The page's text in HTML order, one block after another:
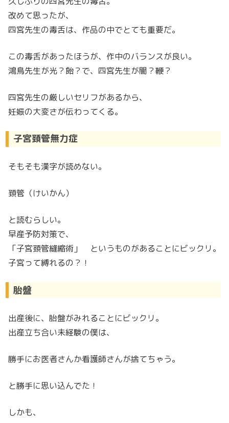
改めて思ったが、
四宮先生の毒舌は、作品の中でとても重要だ。
この毒舌があったほうが、作中のバランスが良い。
鴻鳥先生が光？飴？で、四宮先生が闇？鞭？
四宮先生の厳しいセリフがあるから、
妊娠の大変さが伝わってくる。
子宮頚管無力症
そもそも漢字が読めない。
頚管（けいかん）
と読むらしい。
早産予防対策で、
「子宮頚管縫縮術」 というものがあることにビックリ。
子宮って縛れるの？！
胎盤
出産後に、胎盤がみれることにビックリ。
出産立ち合い未経験の僕は、
勝手にお医者さんか看護師さんが捨てちゃう。
と勝手に思い込んでた！
しかも、